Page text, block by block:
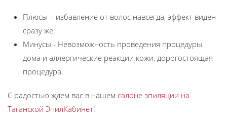
Плюсы – избавление от волос навсегда, эффект виден
сразу же.
Минусы - Невозможность проведения процедуры
дома и аллергические реакции кожи, дорогостоящая
процедура.
С радостью ждем вас в нашем салоне эпиляции на
Таганской ЭпилКабинет!